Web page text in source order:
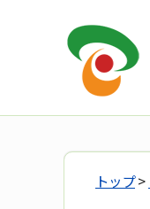
トップ>